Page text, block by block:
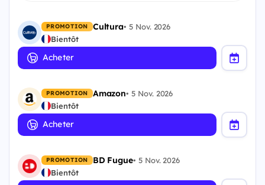
PROMOTION Cultura•5 Nov. 2026
Bientôt
Acheter
PROMOTION Amazon•5 Nov. 2026
Bientôt
Acheter
PROMOTION BD Fugue• 5 Nov. 2026
Bientôt